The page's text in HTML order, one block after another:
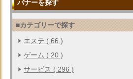
バナーを探す
■カテゴリーで探す
エステ ( 66 )
ゲーム ( 20 )
サービス ( 296 )